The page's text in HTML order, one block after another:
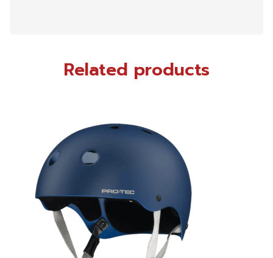
Related products
product
multiple
variants.
options